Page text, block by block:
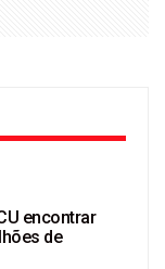
encontrar
de